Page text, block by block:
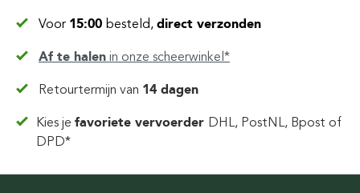
Voor 15:00 besteld, direct verzonden
Af te halen in onze scheerwinkel*
Retourtermijn van 14 dagen
Kies jefavoriete vervoerder DHL, PostNL, Bpost of
DPD*